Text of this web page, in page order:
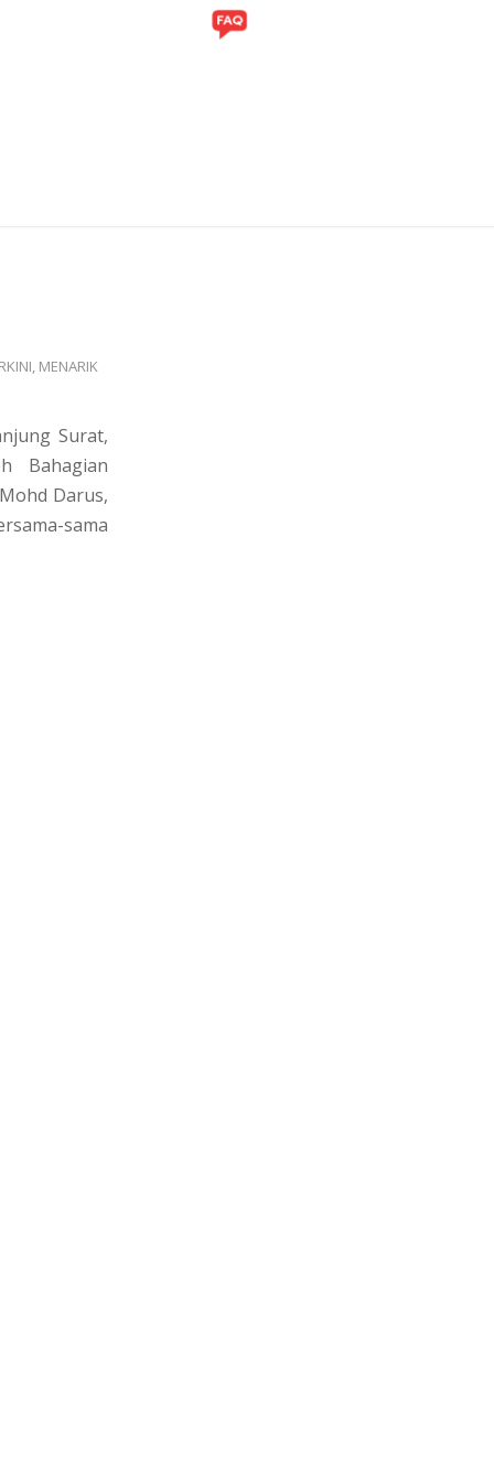
, MENARIK
Surat,
Bahagian
Darus,
sama